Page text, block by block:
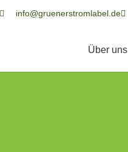
info@gruenerstromlabel.de
Über uns